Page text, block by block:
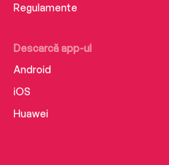
Descarcă app-ul
Android
iOS
Huawei
Regulamente